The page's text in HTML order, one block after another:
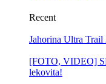
Recent
Jahorina Ultra Trail
[FOTO, VIDEO]
lekovita!